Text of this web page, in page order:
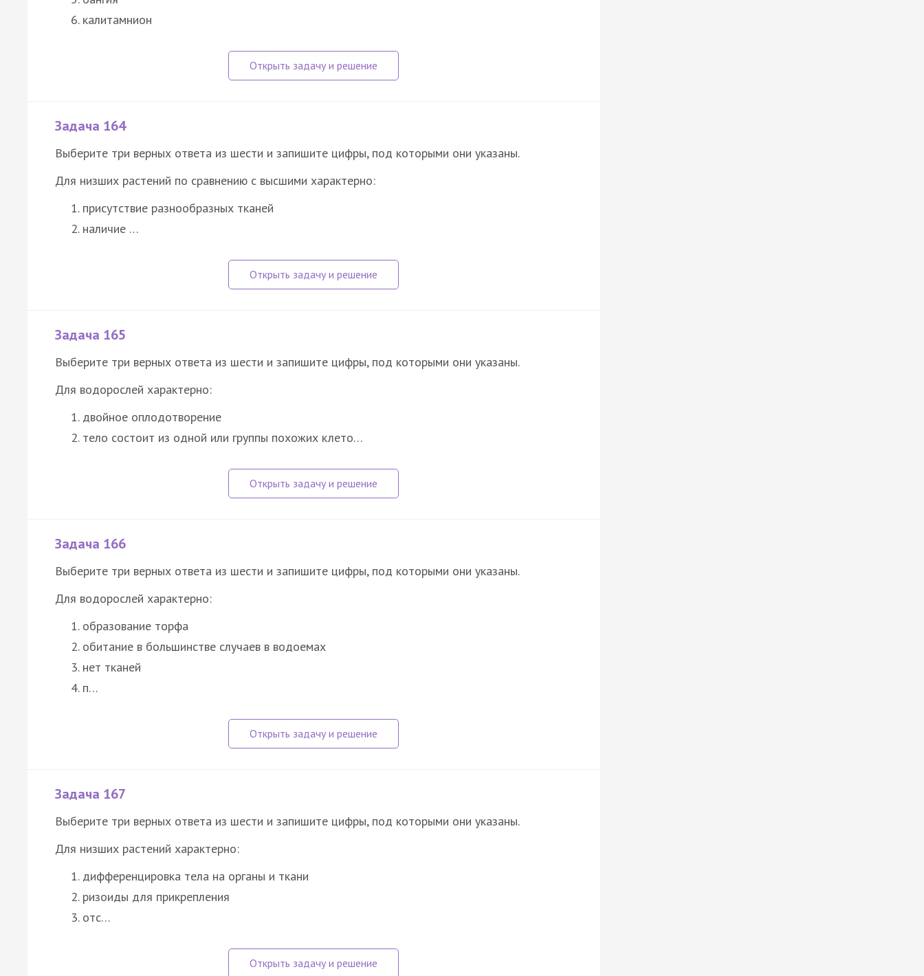
калитамнион
Задача 164
Выберите три верных ответа из шести и запишите цифры, под которыми они указаны.
Для низших растений по сравнению с высшими характерно:
присутствие разнообразных тканей
наличие …
Задача 165
Выберите три верных ответа из шести и запишите цифры, под которыми они указаны.
Для водорослей характерно:
двойное оплодотворение
тело состоит из одной или группы похожих клето…
Задача 166
Выберите три верных ответа из шести и запишите цифры, под которыми они указаны.
Для водорослей характерно:
образование торфа
обитание в большинстве случаев в водоемах
нет тканей
п…
Задача 167
Выберите три верных ответа из шести и запишите цифры, под которыми они указаны.
Для низших растений характерно:
дифференцировка тела на органы и ткани
ризоиды для прикрепления
отс…